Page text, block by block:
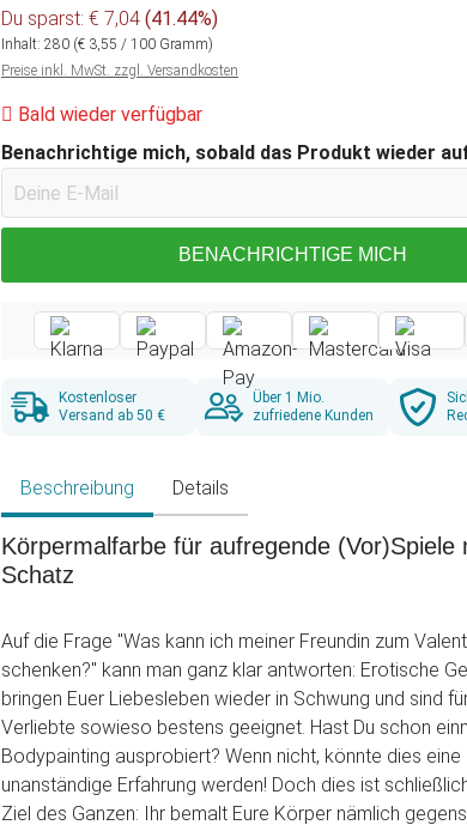
Du sparst: € 7,04 (41.44%)
Inhalt: 280 (€ 3,55 / 100 Gramm)
Preise inkl. MwSt. zzgl. Versandkosten
Bald wieder verfügbar
Benachrichtige mich, sobald das Produkt wieder
BENACHRICHTIGE MICH
Kostenloser
Versand ab 50 €
Über 1 Mio.
zufriedene Kunden
Beschreibung Details
Körpermalfarbe für aufregende (Vor)Spiele
Schatz
Auf die Frage "Was kann ich meiner Freundin zum
schenken?" kann man ganz klar antworten: Erotische
bringen Euer Liebesleben wieder in Schwung und sind
Verliebte sowieso bestens geeignet. Hast Du schon
Bodypainting ausprobiert? Wenn nicht, könnte dies
unanständige Erfahrung werden! Doch dies ist
Ziel des Ganzen: Ihr bemalt Eure Körper nämlich